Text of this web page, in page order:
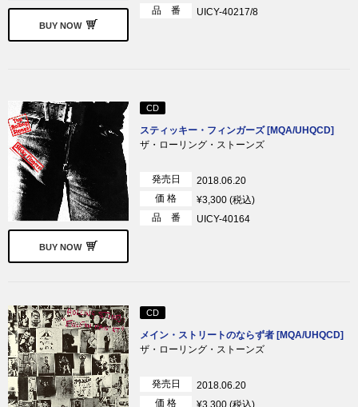
BUY NOW
品 番
UICY-40217/8
BUY NOW
CD
スティッキー・フィンガーズ [MQA/UHQCD]
ザ・ローリング・ストーンズ
発売日
2018.06.20
価 格
¥3,300 (税込)
品 番
UICY-40164
CD
メイン・ストリートのならず者 [MQA/UHQCD]
ザ・ローリング・ストーンズ
発売日
2018.06.20
価 格
¥3,300 (税込)